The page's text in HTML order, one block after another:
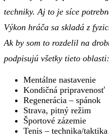
techniky. Aj to je síce
Výkon hráča sa skladá z
Ak by som to rozdelil na
podpisujú všetky tieto oblasti:
Mentálne nastavenie
Kondičná pripravenosť
Regenerácia – spánok
Strava, pitný režim
Športové zázemie
Tenis – technika/taktika